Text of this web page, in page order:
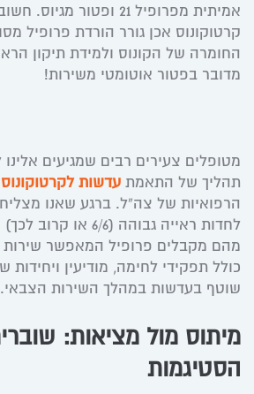
אמיתית מפרופיל 21 ופטור
קרטוקונוס אכן גורר הורדת פרופיל
החומרה של הקונוס ולמידת תיקון
מדובר בפטור אוטומטי משירות!
מטופלים צעירים רבים שמגיעים אלינו
תהליך של התאמת עדשות לקרטוקונוס
הרפואיות של צה”ל. ברגע שאנו
לחדות ראייה גבוהה
מהם מקבלים פרופיל המאפשר שירות
כולל תפקידי לחימה, מודיעין
שוטף בעדשות במהלך השירות הצבאי.
מיתוס מול מציאות:
הסטיגמות